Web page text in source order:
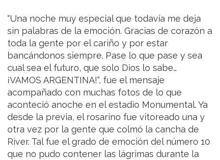
“Una noche muy especial que todavía me deja
sin palabras de la emoción. Gracias de corazón a
toda la gente por el cariño y por estar
bancándonos siempre. Pase lo que pase y sea
cual sea el futuro, que solo Dios lo sabe…
¡VAMOS ARGENTINA!“, fue el mensaje
acompañado con muchas fotos de lo que
aconteció anoche en el estadio Monumental. Ya
desde la previa, el rosarino fue vitoreado una y
otra vez por la gente que colmó la cancha de
River. Tal fue el grado de emoción del número 10
que no pudo contener las lágrimas durante la